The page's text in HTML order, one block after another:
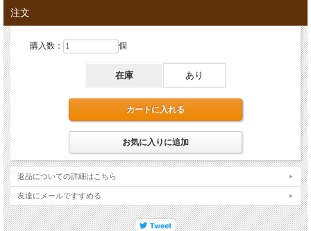
注文
購入数： 個
在庫 あり
返品についての詳細はこちら
友達にメールですすめる